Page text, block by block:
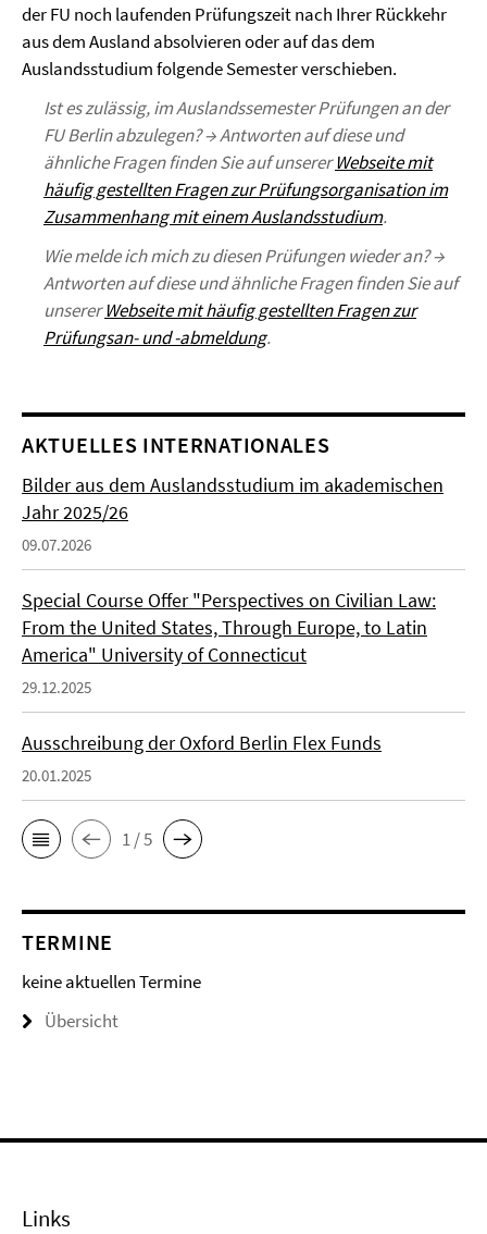
der FU noch laufenden Prüfungszeit nach Ihrer Rückkehr
aus dem Ausland absolvieren oder auf das dem
Auslandsstudium folgende Semester verschieben.
Ist es zulässig, im Auslandssemester Prüfungen an der
FU Berlin abzulegen? → Antworten auf diese und
ähnliche Fragen finden Sie auf unsererWebseite mit
häufig gestellten Fragen zur Prüfungsorganisation im
Zusammenhang mit einem Auslandsstudium.
Wie melde ich mich zu diesen Prüfungen wieder an? →
Antworten auf diese und ähnliche Fragen finden Sie auf
unsererWebseite mit häufig gestellten Fragen zur
Prüfungsan- und -abmeldung.
AKTUELLES INTERNATIONALES
Bilder aus dem Auslandsstudium im akademischen
Jahr 2025/26
09.07.2026
Special Course Offer "Perspectives on Civilian Law:
From the United States, Through Europe, to Latin
America" University of Connecticut
29.12.2025
Ausschreibung der Oxford Berlin Flex Funds
20.01.2025
1 / 5
TERMINE
keine aktuellen Termine
Übersicht
Links